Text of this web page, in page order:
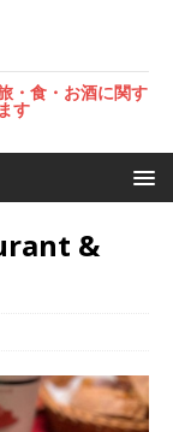
・食・お酒に関す
す
&